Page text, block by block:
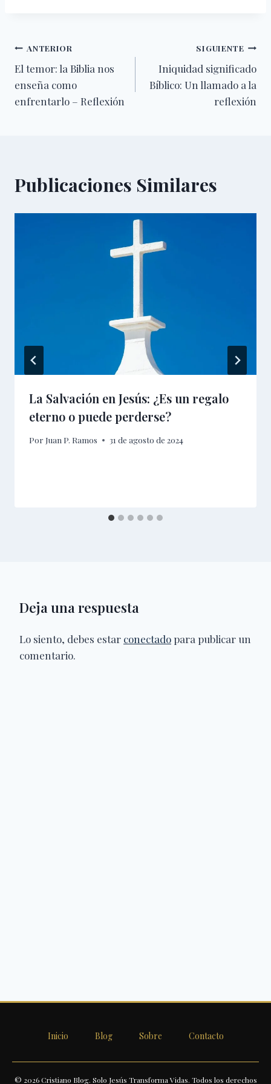
Navegación
de
entradas
ANTERIOR
El temor: la Biblia nos
enseña como
enfrentarlo – Reflexión
SIGUIENTE
Iniquidad significado
Bíblico: Un llamado a la
reflexión
Publicaciones Similares
La Salvación en Jesús: ¿Es un regalo
eterno o puede perderse?
Por Juan P. Ramos 31 de agosto de 2024
Deja una respuesta
Lo siento, debes estar conectado para publicar un
comentario.
Inicio Blog Sobre Contacto
© 2026 Cristiano Blog. Solo Jesús Transforma Vidas. Todos los derechos